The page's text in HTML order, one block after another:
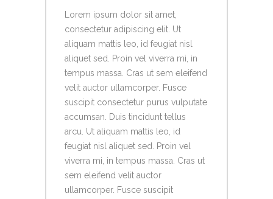
Lorem ipsum dolor sit amet,
consectetur adipiscing elit. Ut
aliquam mattis leo, id feugiat nisl
aliquet sed. Proin vel viverra mi, in
tempus massa. Cras ut sem eleifend
velit auctor ullamcorper. Fusce
suscipit consectetur purus vulputate
accumsan. Duis tincidunt tellus
arcu. Ut aliquam mattis leo, id
feugiat nisl aliquet sed. Proin vel
viverra mi, in tempus massa. Cras ut
sem eleifend velit auctor
ullamcorper. Fusce suscipit